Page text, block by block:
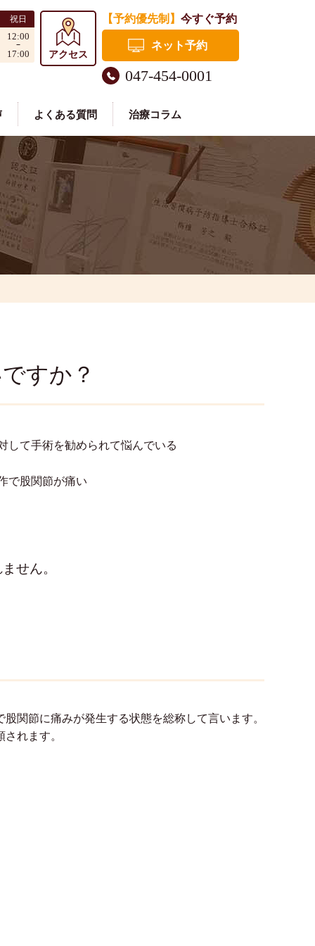
祝日
12:00
17:00
アクセス
【予約優先制】 今すぐ予約
ネット予約
047-454-0001
よくある質問 治療コラム
すか？
して手術を勧められて悩んでいる
で股関節が痛い
せん。
関節に痛みが発生する状態を総称して言います。
れます。